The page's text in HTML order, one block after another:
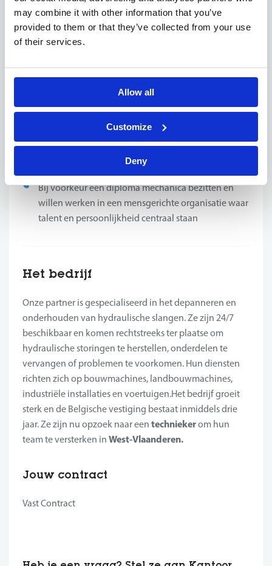
may combine it with other information that you’ve
provided to them or that they’ve collected from your use
of their services.
Allow all
Customize
Deny
werken in uiteenlopende situaties
Graag afwisseling ervaren, op locatie werken en
regelmatig in contact staan met klanten
in mechanica, hydraulica, bouwmachines,
landbouw, vrachtwagens of industrieel onderhoud
Commercieel ingesteld zijn en gemotiveerd om een
eigen regio actief uit te bouwen
Problemen kunnen analyseren en efficiënt oplossen
in technische omgevingen
Teamgericht ingesteld zijn en vlot samenwerken,
Bij voorkeur een diploma mechanica bezitten en
willen werken in een mensgerichte organisatie waar
talent en persoonlijkheid centraal staan
Het bedrijf
Onze partner is gespecialiseerd in het depanneren en
onderhouden van hydraulische slangen. Ze zijn 24/7
beschikbaar en komen rechtstreeks ter plaatse om
hydraulische storingen te herstellen, onderdelen te
vervangen of problemen te voorkomen. Hun diensten
richten zich op bouwmachines, landbouwmachines,
industriële installaties en voertuigen.Het bedrijf groeit
sterk en de Belgische vestiging bestaat inmiddels drie
jaar. Ze zijn nu opzoek naar een techniekerom hun
team te versterken in West-Vlaanderen.
Jouw contract
Vast Contract